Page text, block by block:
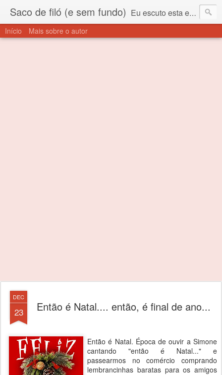
Saco de filó (e sem fundo) Eu escuto esta expressão "saco de filó" desde criança. Para quem não sabe, filó é um tecido todo furadinho e permite que um saco feito com ele, mesmo que muito exposto ao ar soprado para dentro, nunca vai se encher. Aí está o propósito deste nome... Para viver em sociedade tem que ter saco de filó.
Início Mais sobre o autor
DEC
23 Então é Natal.... então, é final de ano...
Então é Natal. Época de ouvir a Simone
cantando "então é Natal..." e
passearmos no comércio comprando
lembrancinhas baratas para os amigos